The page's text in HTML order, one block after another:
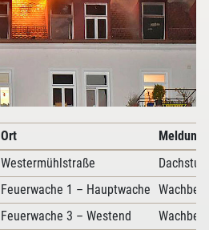
Ort
Meldung
Westermühlstraße
Feuerwache 1 – Hauptwache
Feuerwache 3 – Westend